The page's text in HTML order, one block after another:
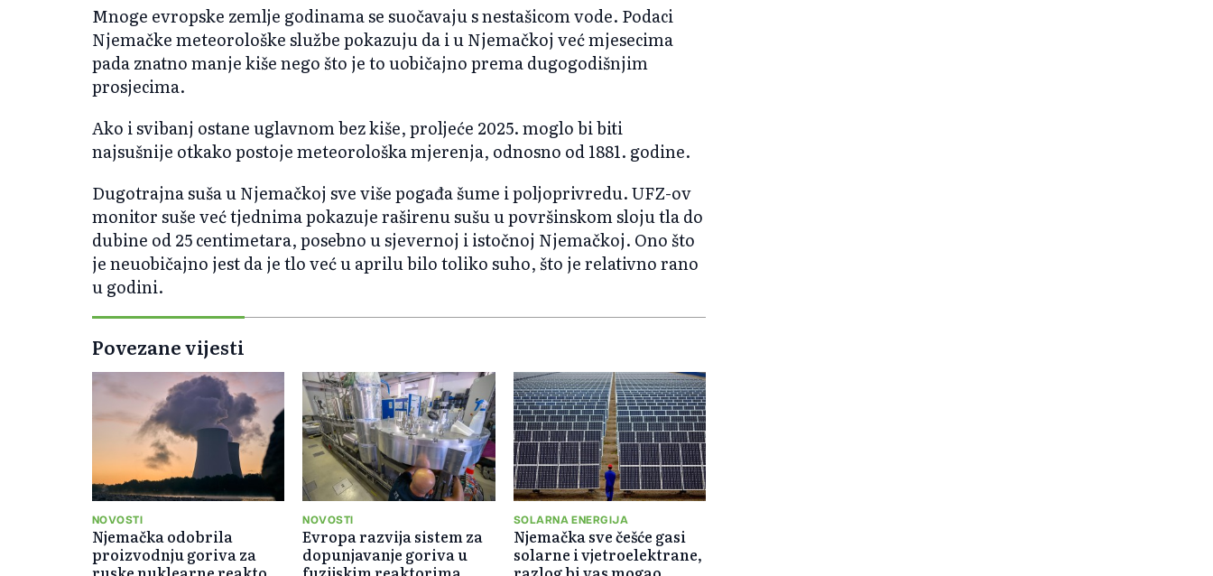
Mnoge evropske zemlje godinama se suočavaju s nestašicom vode. Podaci
Njemačke meteorološke službe pokazuju da i u Njemačkoj već mjesecima
pada znatno manje kiše nego što je to uobičajno prema dugogodišnjim
prosjecima.
Ako i svibanj ostane uglavnom bez kiše, proljeće 2025. moglo bi biti
najsušnije otkako postoje meteorološka mjerenja, odnosno od 1881. godine.
Dugotrajna suša u Njemačkoj sve više pogađa šume i poljoprivredu. UFZ-ov
monitor suše već tjednima pokazuje raširenu sušu u površinskom sloju tla do
dubine od 25 centimetara, posebno u sjevernoj i istočnoj Njemačkoj. Ono što
je neuobičajno jest da je tlo već u aprilu bilo toliko suho, što je relativno rano
u godini.
Povezane vijesti
NOVOSTI
Njemačka odobrila
proizvodnju goriva za
NOVOSTI
Evropa razvija sistem za
dopunjavanje goriva u
SOLARNA ENERGIJA
Njemačka sve češće gasi
solarne i vjetroelektrane,